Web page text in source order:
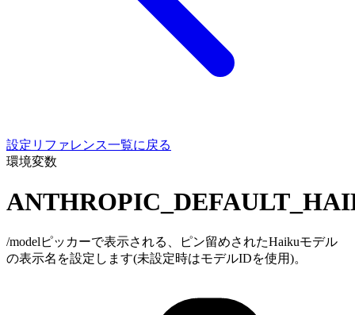
設定リファレンス一覧に戻る
環境変数
/modelピッカーで表示される、ピン留めされたHaikuモデル
の表示名を設定します(未設定時はモデルIDを使用)。